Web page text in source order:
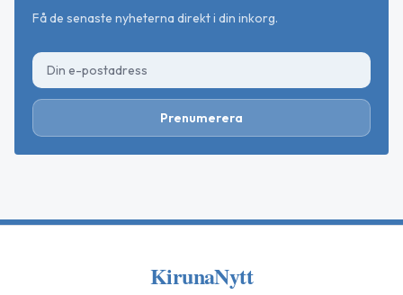
Få de senaste nyheterna direkt i din inkorg.
Prenumerera
KirunaNytt